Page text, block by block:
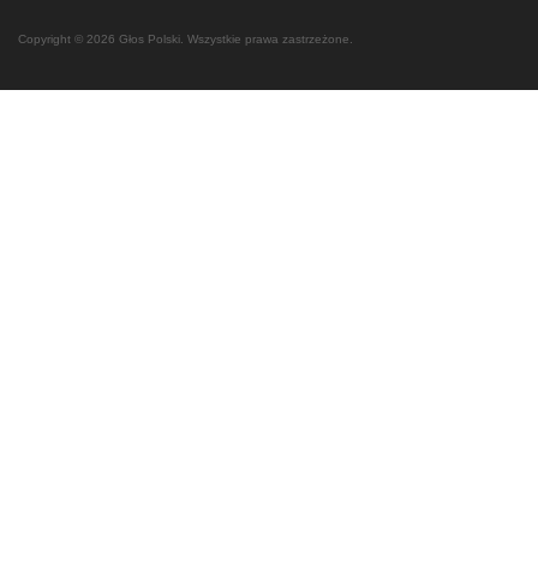
Copyright © 2026 Głos Polski. Wszystkie prawa zastrzeżone.